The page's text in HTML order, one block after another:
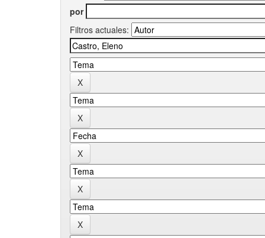
por
Filtros actuales: